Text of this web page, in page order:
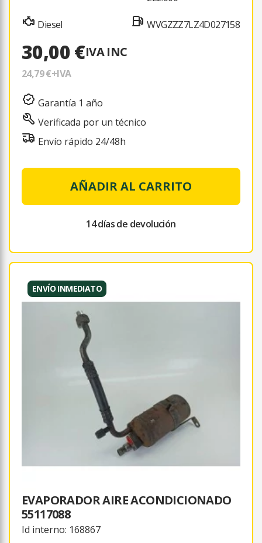
Diesel WVGZZZ7LZ4D027158
30,00 €IVA INC
24,79 €+IVA
Garantía 1 año
Verificada por un técnico
Envío rápido 24/48h
AÑADIR AL CARRITO
14 días de devolución
ENVÍO INMEDIATO
EVAPORADOR AIRE ACONDICIONADO
55117088
Id interno: 168867